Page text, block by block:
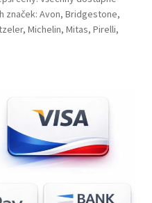
značek: Avon, Bridgestone,
Michelin, Mitas, Pirelli,